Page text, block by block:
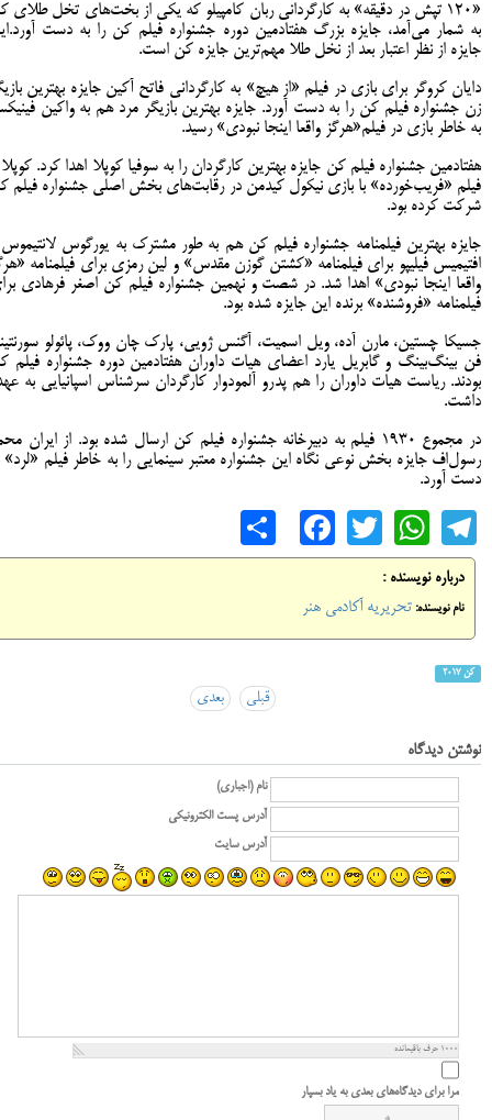
«۱۲۰ تپش در دقیقه» به کارگردانی ربان کامپیلو که یکی از بخت‌های تخل طلای
به شمار می‌آمد، جایزه بزرگ هفتادمین دوره جشنواره فیلم کن را به دست
جایزه از نظر اعتبار بعد از نخل طلا مهم‌ترین جایزه کن است.
دایان کروگر برای بازی در فیلم «از هیچ» به کارگردانی فاتح آکین جایزه بهترین
زن جشنواره فیلم کن را به دست آورد. جایزه بهترین بازیگر مرد هم به واکین
به خاطر بازی در فیلم«هرگز واقعا اینجا نبودی» رسید.
هفتادمین جشنواره فیلم کن جایزه بهترین کارگردان را به سوفیا کوپلا اهدا کرد. کوپلا
فیلم «فریب‌خورده» با بازی نیکول کیدمن در رقابت‌های بخش اصلی جشنواره فیلم
شرکت کرده بود.
جایزه بهترین فیلمنامه جشنواره فیلم کن هم به طور مشترک به یورگوس
افتیمیس فیلیپو برای فیلمنامه «کشتن گوزن مقدس» و لین رمزی برای فیلمنامه
واقعا اینجا نبودی» اهدا شد. در شصت و نهمین جشنواره فیلم کن اصغر فرهادی
فیلمنامه «فروشنده» برنده این جایزه شده بود.
جسیکا چستین، مارن آده، ویل اسمیت، آگنس ژویی، پارک چان ووک، پائولو
فن بینگ‌بینگ و گابریل یارد اعضای هیات داوران هفتادمین دوره جشنواره فیلم
بودند. ریاست هیات داوران را هم پدرو آلمودوار کارگردان سرشناس اسپانیایی به
داشت.
در مجموع ۱۹۳۰ فیلم به دبیرخانه جشنواره فیلم کن ارسال شده بود. از ایران
رسول‌اف جایزه بخش نوعی نگاه این جشنواره معتبر سینمایی را به خاطر فیلم «لرد»
دست آورد.
Telegram
WhatsApp
Twitter
Facebook
درباره نویسنده :
نام نویسنده: تحریریه آکادمی هنر
کن 2017
قبلی بعدی
نوشتن دیدگاه
نام (اجباری)
آدرس پست الکترونیکی
آدرس سایت
1000 حرف باقیمانده
مرا برای دیدگاه‌های بعدی به یاد بسپار